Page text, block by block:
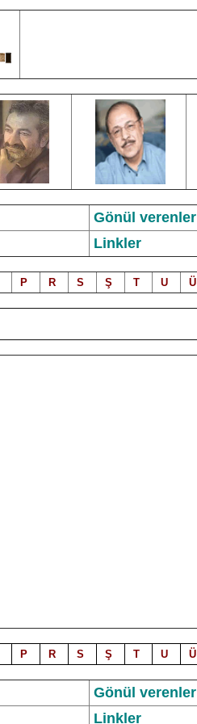
Gönül verenler
Linkler
P R S Ş T U Ü
P R S Ş T U Ü
Gönül verenler
Linkler